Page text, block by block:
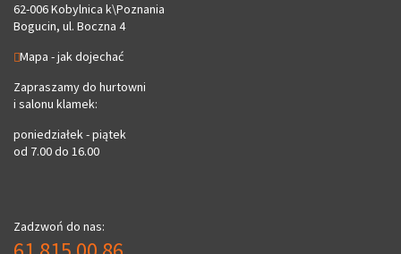
62-006 Kobylnica k\Poznania
Bogucin, ul. Boczna 4
Mapa - jak dojechać
Zapraszamy do hurtowni
i salonu klamek:
poniedziałek - piątek
od 7.00 do 16.00
Zadzwoń do nas: